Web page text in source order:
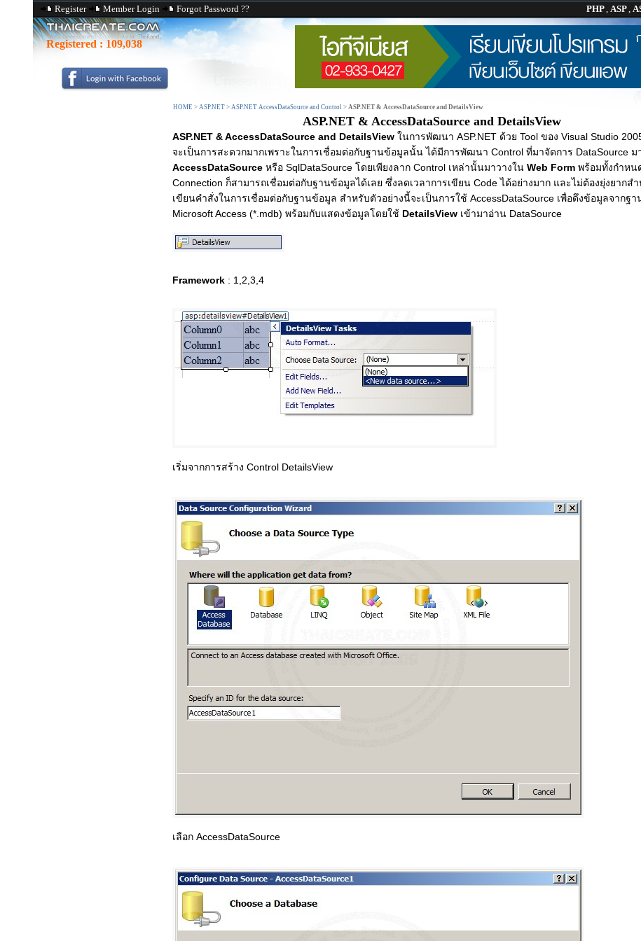
Register Member Login Forgot Password ?? PHP, ASP,
Registered : 109,038
HOME > ASP.NET > ASP.NET AccessDataSource and Control > ASP.NET & AccessDataSource and DetailsView
ASP.NET & AccessDataSource and DetailsView
ASP.NET & AccessDataSource and DetailsView ในการพัฒนา ASP.NET ด้วย Tool ของ Visual Studio
จะเป็นการสะดวกมากเพราะในการเชื่อมต่อกับฐานข้อมูลนั้น ได้มีการพัฒนา Control ที่มาจัดการ DataSource ม
AccessDataSource หรือ SqlDataSource โดยเพียงลาก Control เหล่านั้นมาวางใน Web Form พร้อมทั้งกำหน
Connection ก็สามารถเชื่อมต่อกับฐานข้อมูลได้เลย ซึ่งลดเวลาการเขียน Code ได้อย่างมาก และไม่ต้องยุ่งยากส
เขียนคำสั่งในการเชื่อมต่อกับฐานข้อมูล สำหรับตัวอย่างนี้จะเป็นการใช้ AccessDataSource เพื่อดึงข้อมูลจากฐ
Microsoft Access (*.mdb) พร้อมกับแสดงข้อมูลโดยใช้ DetailsView เข้ามาอ่าน DataSource
Framework : 1,2,3,4
เริ่มจากการสร้าง Control DetailsView
เลือก AccessDataSource